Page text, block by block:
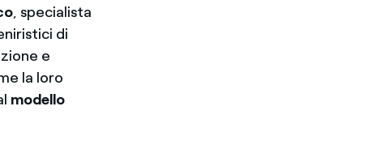
, specialista
di
e
la loro
modello